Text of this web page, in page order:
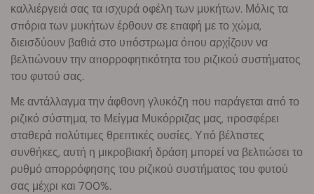
καλλιέργειά σας τα ισχυρά οφέλη των μυκήτων. Μόλις τα
σπόρια των μυκήτων έρθουν σε επαφή με το χώμα,
διεισδύουν βαθιά στο υπόστρωμα όπου αρχίζουν να
βελτιώνουν την απορροφητικότητα του ριζικού συστήματος
του φυτού σας.
Με αντάλλαγμα την άφθονη γλυκόζη που παράγεται από το
ριζικό σύστημα, το Μείγμα Μυκόρριζας μας, προσφέρει
σταθερά πολύτιμες θρεπτικές ουσίες. Υπό βέλτιστες
συνθήκες, αυτή η μικροβιακή δράση μπορεί να βελτιώσει το
ρυθμό απορρόφησης του ριζικού συστήματος του φυτού
σας μέχρι και 700%.